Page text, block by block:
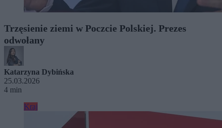
Trzęsienie ziemi w Poczcie Polskiej. Prezes
odwołany
Katarzyna Dybińska
25.03.2026
4 min
Kraj